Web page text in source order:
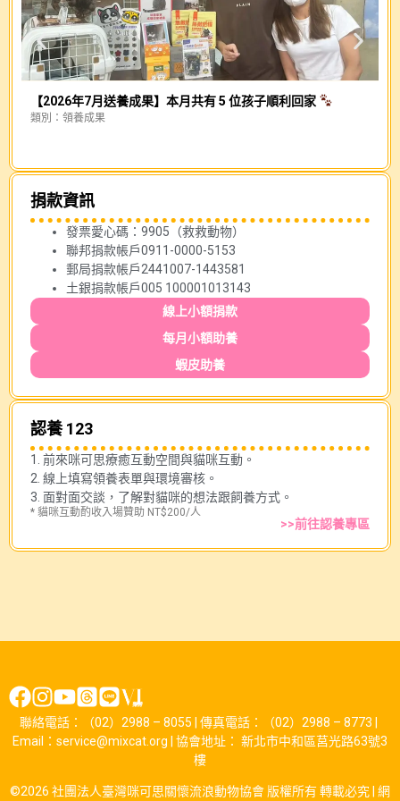
【2026年7月送養成果】本月共有 5 位孩子順利回家
類別： 領養成果
捐款資訊
發票愛心碼：9905（救救動物）
聯邦捐款帳戶0911-0000-5153
郵局捐款帳戶2441007-1443581
土銀捐款帳戶005 100001013143
線上小額捐款
每月小額助養
蝦皮助養
認養 123
1. 前來咪可思療癒互動空間與貓咪互動。
2. 線上填寫領養表單與環境審核。
3. 面對面交談，了解對貓咪的想法跟飼養方式。
* 貓咪互動酌收入場贊助 NT$200/人
>>前往認養專區
聯絡電話：（02）2988 – 8055 | 傳真電話：（02）2988 – 8773 |
Email：service@mixcat.org | 協會地址： 新北市中和區莒光路63號3
樓
©2026 社團法人臺灣咪可思關懷流浪動物協會 版權所有 轉載必究 | 網